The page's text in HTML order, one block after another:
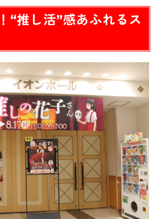
“推し活”感あふれるス